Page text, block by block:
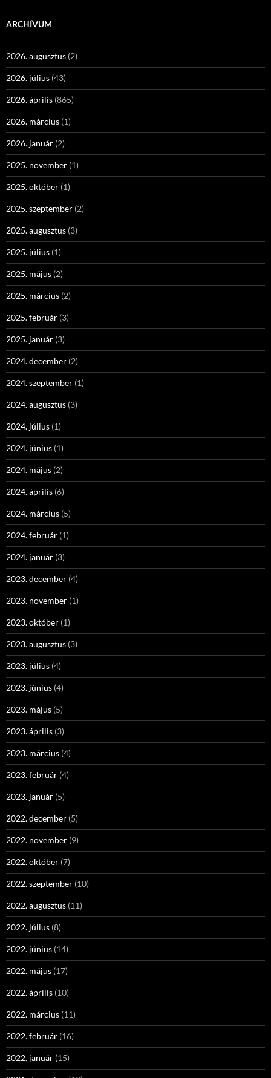
ARCHÍVUM
2026. augusztus (2)
2026. július (43)
2026. április (865)
2026. március (1)
2026. január (2)
2025. november (1)
2025. október (1)
2025. szeptember (2)
2025. augusztus (3)
2025. július (1)
2025. május (2)
2025. március (2)
2025. február (3)
2025. január (3)
2024. december (2)
2024. szeptember (1)
2024. augusztus (3)
2024. július (1)
2024. június (1)
2024. május (2)
2024. április (6)
2024. március (5)
2024. február (1)
2024. január (3)
2023. december (4)
2023. november (1)
2023. október (1)
2023. augusztus (3)
2023. július (4)
2023. június (4)
2023. május (5)
2023. április (3)
2023. március (4)
2023. február (4)
2023. január (5)
2022. december (5)
2022. november (9)
2022. október (7)
2022. szeptember (10)
2022. augusztus (11)
2022. július (8)
2022. június (14)
2022. május (17)
2022. április (10)
2022. március (11)
2022. február (16)
2022. január (15)